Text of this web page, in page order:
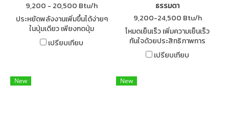
9,200 - 20,500 Btu/h
ประหยัดพลังงานเพิ่มขึ้นได้ง่ายๆ
ในปุ่มเดียว เพียงกดปุ่ม
Intelligent Eye บนรีโมท ตา
อัจฉริยะจะลดการใช้พลังงานลง
เปรียบเทียบ
ธรรมดา
9,200-24,500 Btu/h
โหมดเย็นเร็ว เพิ่มความเย็นเร็ว
ทันใจด้วยประสิทธิภาพการ
ทำความเย็นสูงสุด ทนทานเคลือบ
สารป้องกันการกัดกร่อน แผ่น
เปรียบเทียบ
New New